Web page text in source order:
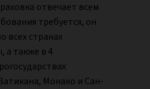
отвечает всем
требуется, он
всех странах
а также в 4
Монако и Сан-